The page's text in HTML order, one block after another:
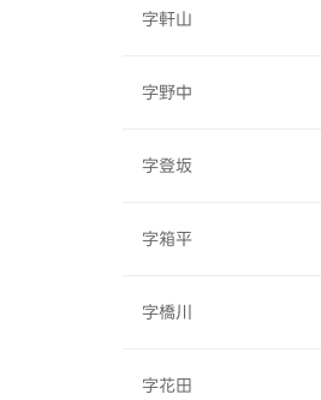
字軒山
字野中
字登坂
字箱平
字橋川
字花田